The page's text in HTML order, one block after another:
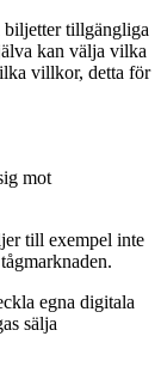
biljetter tillgängliga
kan välja vilka
villkor, detta för
mot
till exempel inte
egna digitala
sälja